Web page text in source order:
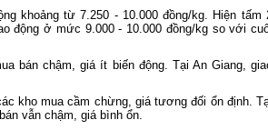
khoảng từ 7.250 - 10.000 đồng/kg. Hiện tấm
động ở mức 9.000 - 10.000 đồng/kg so với
bán chậm, giá ít biến động. Tại An Giang,
kho mua cầm chừng, giá tương đối ổn định.
vẫn chậm, giá bình ổn.